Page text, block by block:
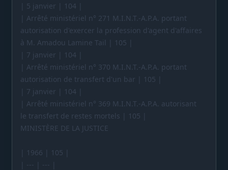
| 5 janvier | 104 |
| Arrêté ministériel n° 271 M.I.N.T.-A.P.A. portant
autorisation d'exercer la profession d'agent d'affaires
à M. Amadou Lamine Tail | 105 |
| 7 janvier | 104 |
| Arrêté ministériel n° 370 M.I.N.T.-A.P.A. portant
autorisation de transfert d'un bar | 105 |
| 7 janvier | 104 |
| Arrêté ministériel n° 369 M.I.N.T.-A.P.A. autorisant
le transfert de restes mortels | 105 |
MINISTÈRE DE LA JUSTICE
| 1966 | 105 |
| --- | --- |